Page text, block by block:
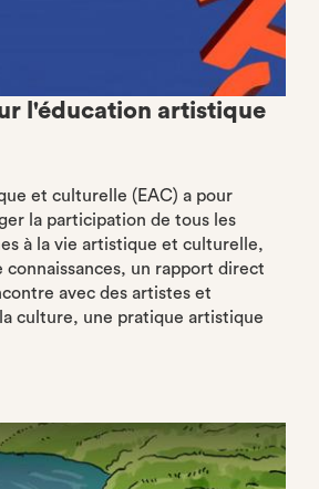
l'éducation artistique
et culturelle (EAC) a pour
la participation de tous les
à la vie artistique et culturelle,
connaissances, un rapport direct
avec des artistes et
culture, une pratique artistique